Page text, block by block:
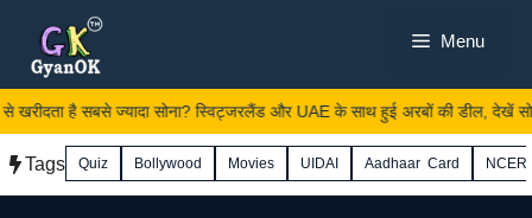
content
Menu
है सबसे ज्यादा सोना? स्विट्जरलैंड और UAE के साथ हुई अरबों की डील, देखें सोने
Tags Quiz Bollywood Movies UIDAI Aadhaar Card